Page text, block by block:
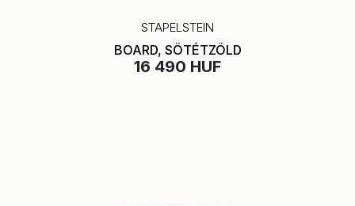
STAPELSTEIN
BOARD, SÖTÉTZÖLD
16 490 HUF